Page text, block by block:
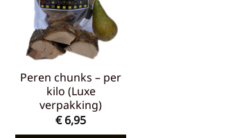
Peren chunks – per
kilo (Luxe
verpakking)
€6,95